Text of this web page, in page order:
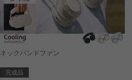
ネックバンドファン
完成品